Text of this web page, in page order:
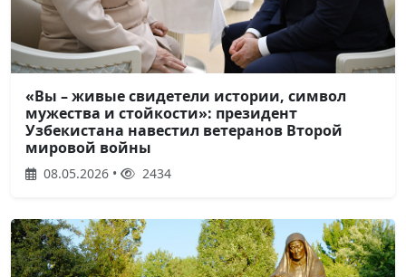
«Вы – живые свидетели истории, символ
мужества и стойкости»: президент
Узбекистана навестил ветеранов Второй
мировой войны
08.05.2026 • 2434